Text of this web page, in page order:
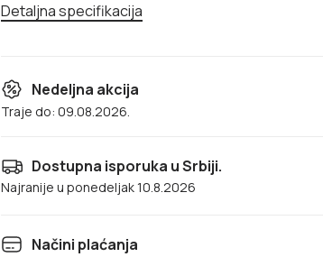
Detaljna specifikacija
Nedeljna akcija
Traje do: 09.08.2026.
Dostupna isporuka u Srbiji.
Najranije u ponedeljak 10.8.2026
Načini plaćanja